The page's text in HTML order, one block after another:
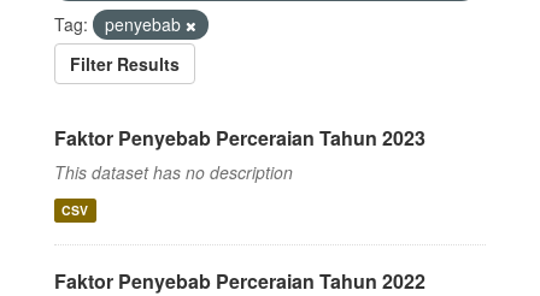
Tag:
penyebab
Filter Results
Faktor Penyebab Perceraian Tahun 2023
This dataset has no description
CSV
Faktor Penyebab Perceraian Tahun 2022